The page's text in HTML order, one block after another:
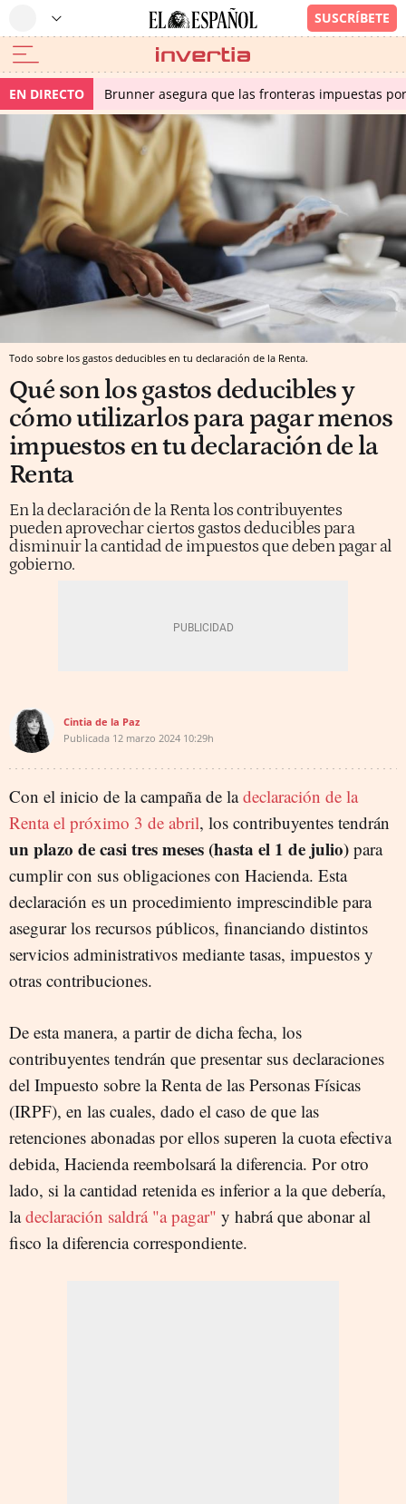
EN DIRECTO Brunner asegura que las fronteras impuestas
Todo sobre los gastos deducibles en tu declaración de la Renta.
Qué son los gastos deducibles y
cómo utilizarlos para pagar menos
impuestos en tu declaración de la
Renta
En la declaración de la Renta los contribuyentes
pueden aprovechar ciertos gastos deducibles para
disminuir la cantidad de impuestos que deben pagar al
gobierno.
Cintia de la Paz
Publicada 12 marzo 2024 10:29h
Con el inicio de la campaña de ladeclaración de la
Renta el próximo 3 de abril, los contribuyentes tendrán
unplazo de casi tres meses (hasta el 1 de julio) para
cumplir con sus obligaciones con Hacienda. Esta
declaración es un procedimiento imprescindible para
asegurar los recursos públicos, financiando distintos
servicios administrativos mediante tasas, impuestos y
otras contribuciones.
De esta manera, a partir de dicha fecha, los
contribuyentes tendrán que presentar sus declaraciones
del Impuesto sobre la Renta de las Personas Físicas
(IRPF), en las cuales, dado el caso de que las
retenciones abonadas por ellos superen la cuota efectiva
debida, Hacienda reembolsará la diferencia. Por otro
lado, si la cantidad retenida es inferior a la que debería,
ladeclaración saldrá "a pagar" y habrá que abonar al
fisco la diferencia correspondiente.